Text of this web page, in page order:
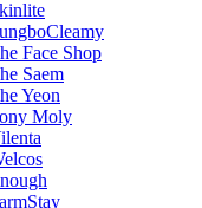
Face Shop
Saem
Yeon
Moly